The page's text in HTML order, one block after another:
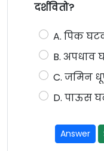
दर्शवितो?
A. पिक
B. अपधाव
C. जमिन
D. पाऊस
Answer